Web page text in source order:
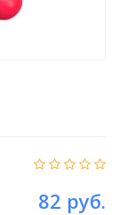
82 руб.